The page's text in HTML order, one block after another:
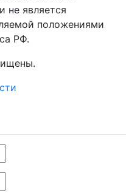
не является
положениями
РФ.